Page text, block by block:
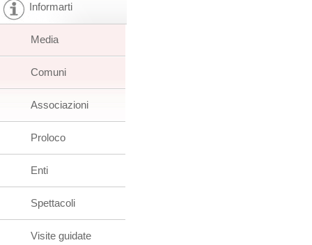
Informarti
Media
Comuni
Associazioni
Proloco
Enti
Spettacoli
Visite guidate